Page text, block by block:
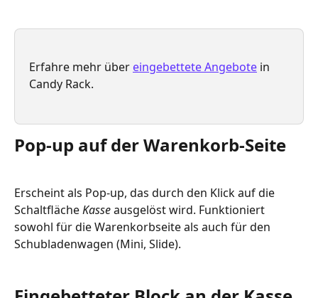
Erfahre mehr über eingebettete Angebote in
Candy Rack.
Pop-up auf der Warenkorb-Seite
Erscheint als Pop-up, das durch den Klick auf die
Schaltfläche Kasse ausgelöst wird. Funktioniert
sowohl für die Warenkorbseite als auch für den
Schubladenwagen (Mini, Slide).